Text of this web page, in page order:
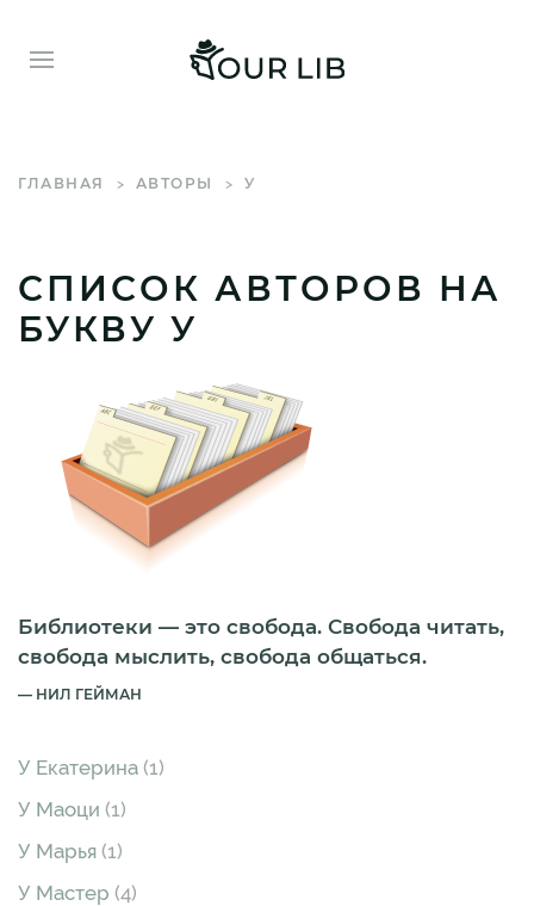
ГЛАВНАЯ АВТОРЫ У
СПИСОК АВТОРОВ НА
БУКВУ У
Библиотеки — это свобода. Свобода читать,
свобода мыслить, свобода общаться.
НИЛ ГЕЙМАН
У Екатерина (1)
У Маоци (1)
У Марья (1)
У Мастер (4)